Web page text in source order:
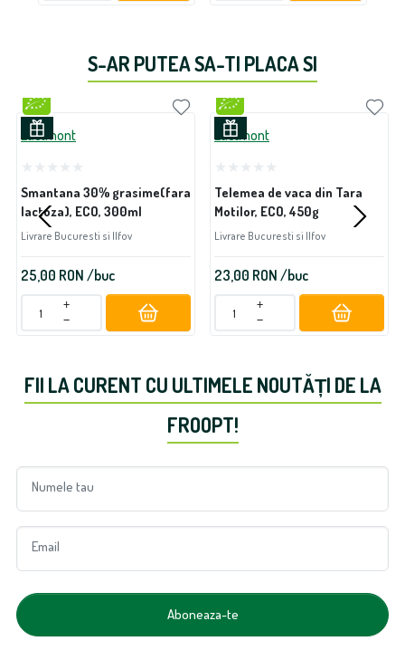
S-AR PUTEA SA-TI PLACA SI
Lactmont
Smantana 30% grasime(fara
lactoza), ECO, 300ml
Livrare Bucuresti si Ilfov
25,00 RON /buc
+
−
Lactmont
Telemea de vaca din Tara
Motilor, ECO, 450g
Livrare Bucuresti si Ilfov
23,00 RON /buc
+
−
FII LA CURENT CU ULTIMELE NOUTĂȚI DE LA
FROOPT!
Numele tau
Email
Aboneaza-te